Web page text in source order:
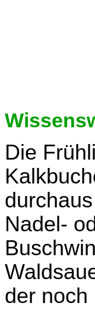
Die
Nadel-
der